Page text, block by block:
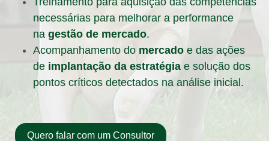
necessárias para melhorar a performance
na gestão de mercado.
Acompanhamento do mercado e das ações
de implantação da estratégiae solução dos
pontos críticos detectados na análise inicial.
Quero falar com um Consultor